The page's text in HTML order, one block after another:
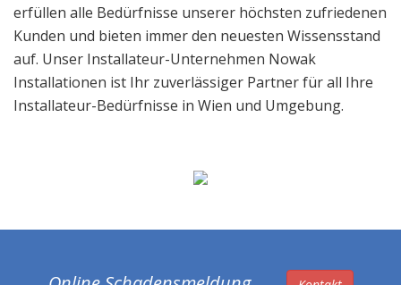
erfüllen alle Bedürfnisse unserer höchsten zufriedenen
Kunden und bieten immer den neuesten Wissensstand
auf. Unser Installateur-Unternehmen Nowak
Installationen ist Ihr zuverlässiger Partner für all Ihre
Installateur-Bedürfnisse in Wien und Umgebung.